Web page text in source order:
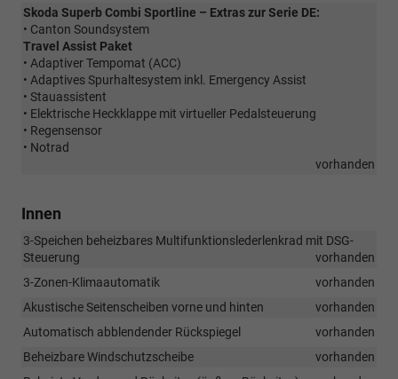
Skoda Superb Combi Sportline – Extras zur Serie DE:
• Canton Soundsystem
Travel Assist Paket
• Adaptiver Tempomat (ACC)
• Adaptives Spurhaltesystem inkl. Emergency Assist
• Stauassistent
• Elektrische Heckklappe mit virtueller Pedalsteuerung
• Regensensor
• Notrad
vorhanden
Innen
3-Speichen beheizbares Multifunktionslederlenkrad mit DSG-
Steuerung
vorhanden
3-Zonen-Klimaautomatik
vorhanden
Akustische Seitenscheiben vorne und hinten
vorhanden
Automatisch abblendender Rückspiegel
vorhanden
Beheizbare Windschutzscheibe
vorhanden